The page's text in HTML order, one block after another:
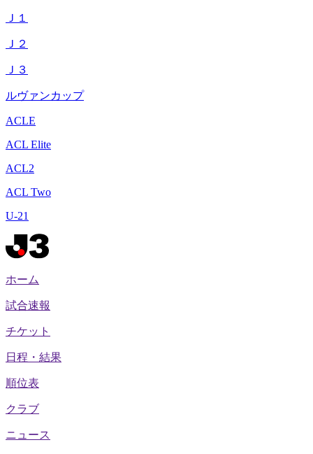
Ｊ１
Ｊ２
Ｊ３
ルヴァンカップ
ACLE
ACL Elite
ACL2
ACL Two
U-21
ホーム
試合速報
チケット
日程・結果
順位表
クラブ
ニュース